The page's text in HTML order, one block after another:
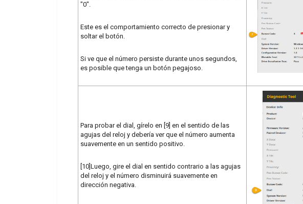
"0".
Este es el comportamiento correcto de presionar y
soltar el botón.
Si ve que el número persiste durante unos segundos,
es posible que tenga un botón pegajoso.
Para probar el dial, gírelo en [9] en el sentido de las
agujas del reloj y debería ver que el número aumenta
suavemente en un sentido positivo.
[10]Luego, gire el dial en sentido contrario a las agujas
del reloj y el número disminuirá suavemente en
dirección negativa.